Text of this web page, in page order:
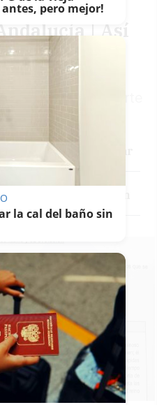
| Así
de Latín II,
junio son de la parte
| Ya puedes consultar
de Matemáticas II
| Consulta el examen
antes, pero mejor!
la cal del baño sin